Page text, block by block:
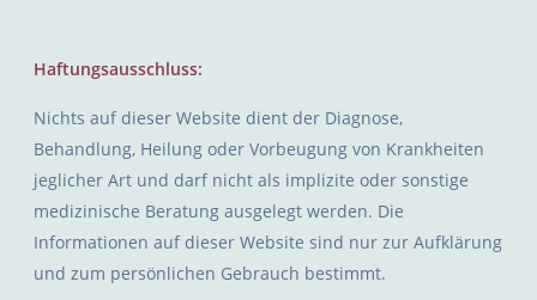
Haftungsausschluss:
Nichts auf dieser Website dient der Diagnose,
Behandlung, Heilung oder Vorbeugung von Krankheiten
jeglicher Art und darf nicht als implizite oder sonstige
medizinische Beratung ausgelegt werden. Die
Informationen auf dieser Website sind nur zur Aufklärung
und zum persönlichen Gebrauch bestimmt.